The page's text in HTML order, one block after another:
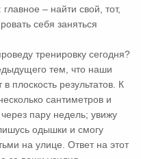
– найти свой, тот,
себя заняться
тренировку сегодня?
тем, что наши
плоскость результатов. К
сантиметров и
пару недель; увижу
одышки и смогу
на улице. Ответ на этот